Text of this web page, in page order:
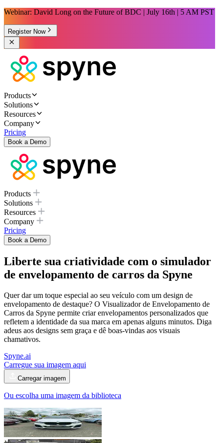
Webinar: David Long on the Future of BDC | July 16th | 5 AM PST
Register Now
Products
Solutions
Resources
Company
Pricing
Book a Demo
Products
Solutions
Resources
Company
Pricing
Book a Demo
Liberte sua criatividade com o simulador
de envelopamento de carros da Spyne
Quer dar um toque especial ao seu veículo com um design de
envelopamento de destaque? O Visualizador de Envelopamento de
Carros da Spyne permite criar envelopamentos personalizados que
refletem a identidade da sua marca em apenas alguns minutos. Diga
adeus aos designs sem graça e dê boas-vindas aos visuais
chamativos.
Spyne.ai
Carregue sua imagem aqui
Carregar imagem
Ou escolha uma imagem da biblioteca